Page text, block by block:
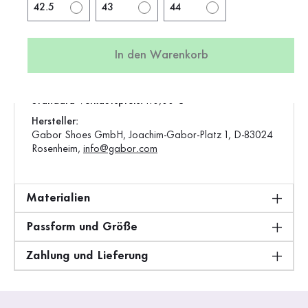
42.5 43 44
In den Warenkorb
Verschluss:Schnalle
Artikel:82.743.25
Europa
Standard-Verkaufspreis: 110,00 €
Hersteller:
Gabor Shoes GmbH, Joachim-Gabor-Platz 1, D-83024
Rosenheim, info@gabor.com
Materialien
Passform und Größe
Zahlung und Lieferung